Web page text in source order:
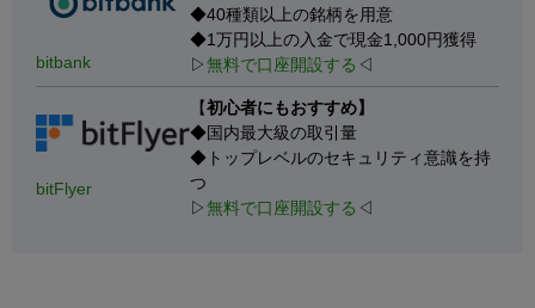
bitbank
◆40種類以上の銘柄を用意
◆1万円以上の入金で現金1,000円獲得
▷無料で口座開設する ◁
bitFlyer
【初心者にもおすすめ】
◆国内最大級の取引量
◆トップレベルのセキュリティ意識を持
つ
▷無料で口座開設する ◁